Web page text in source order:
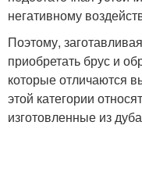
негативному
Поэтому,
приобретать брус и
которые отличаются
этой категории
изготовленные из